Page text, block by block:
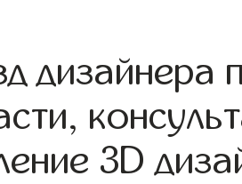
дизайнера
3D